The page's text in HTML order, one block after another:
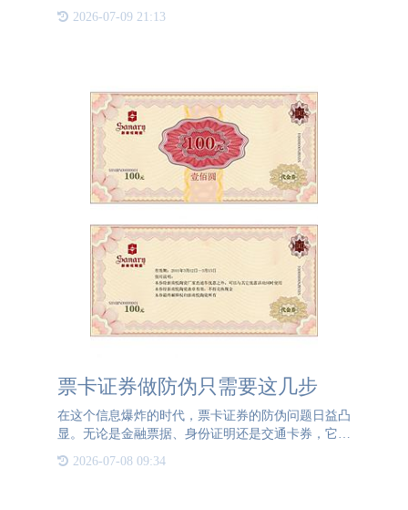
追溯系统，通过为产品标注唯一的溯源码，记录产品
的生产、加工、运输等环节的相关信息。消费者可以
2026-07-09 21:13
票卡证券做防伪只需要这几步
在这个信息爆炸的时代，票卡证券的防伪问题日益凸
显。无论是金融票据、身份证明还是交通卡券，它们
的安全性直接关系到个人财产和社会稳定。票卡证券
是一种具有法律效力的凭证，它记录了持有者与发行
2026-07-08 09:34